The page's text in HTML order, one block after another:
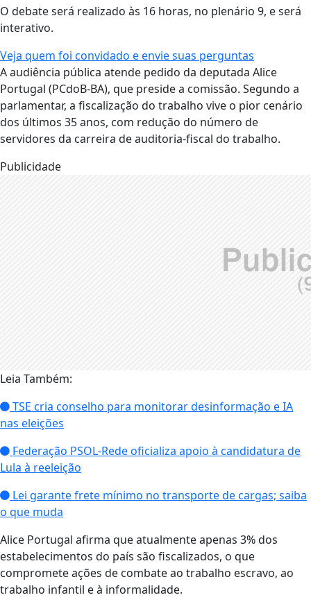
O debate será realizado às 16 horas, no plenário 9, e será
interativo.
Veja quem foi convidado e envie suas perguntas
A audiência pública atende pedido da deputada Alice
Portugal (PCdoB-BA), que preside a comissão. Segundo a
parlamentar, a fiscalização do trabalho vive o pior cenário
dos últimos 35 anos, com redução do número de
servidores da carreira de auditoria-fiscal do trabalho.
Publicidade
Leia Também:
TSE cria conselho para monitorar desinformação e IA
nas eleições
Federação PSOL-Rede oficializa apoio à candidatura de
Lula à reeleição
Lei garante frete mínimo no transporte de cargas; saiba
o que muda
Alice Portugal afirma que atualmente apenas 3% dos
estabelecimentos do país são fiscalizados, o que
compromete ações de combate ao trabalho escravo, ao
trabalho infantil e à informalidade.